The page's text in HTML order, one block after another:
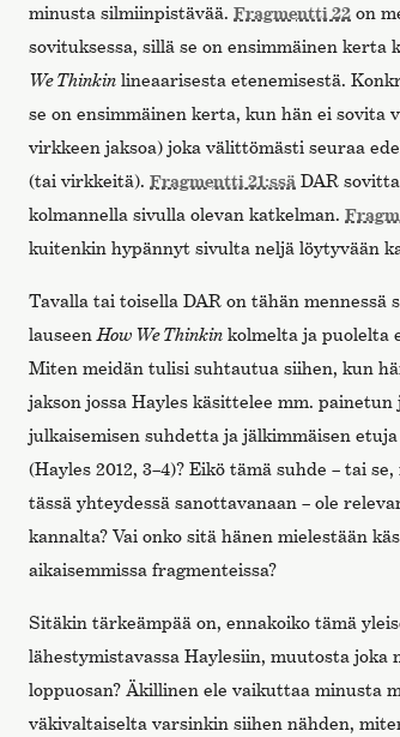
minusta silmiinpistävää. Fragmentti 22 on
sovituksessa, sillä se on ensimmäinen kerta
We Thinkin lineaarisesta etenemisestä.
se on ensimmäinen kerta, kun hän ei sovita
virkkeen jaksoa) joka välittömästi seuraa
(tai virkkeitä). Fragmentti 21:ssä DAR
kolmannella sivulla olevan katkelman.
kuitenkin hypännyt sivulta neljä löytyvään
Tavalla tai toisella DAR on tähän mennessä
lauseen How We Thinkin kolmelta ja puolelta
Miten meidän tulisi suhtautua siihen, kun
jakson jossa Hayles käsittelee mm. painetun
julkaisemisen suhdetta ja jälkimmäisen
(Hayles 2012, 3–4)? Eikö tämä suhde – tai
tässä yhteydessä sanottavanaan ­– ole
kannalta? Vai onko sitä hänen mielestään
aikaisemmissa fragmenteissa?
Sitäkin tärkeämpää on, ennakoiko tämä
lähestymistavassa Haylesiin, muutosta joka
loppuosan? Äkillinen ele vaikuttaa minusta
väkivaltaiselta varsinkin siihen nähden,